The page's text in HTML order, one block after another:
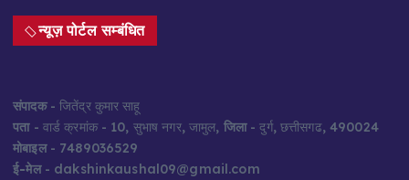
न्यूज़ पोर्टल सम्बंधित
संपादक- जितेंद्र कुमार साहू
पता- वार्ड क्रमांक - 10, सुभाष नगर, जामुल, जिला- दुर्ग, छत्तीसगढ, 490024
मोबाइल- 7489036529
ई-मेल- dakshinkaushal09@gmail.com